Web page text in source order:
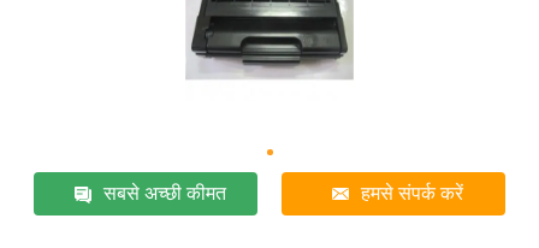
सबसे अच्छी कीमत हमसे संपर्क करें